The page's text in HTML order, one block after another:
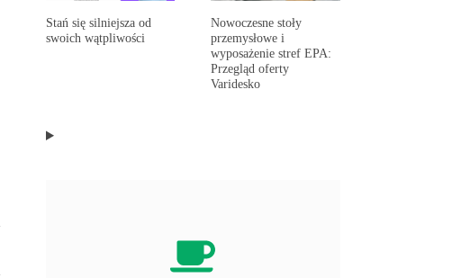
Stań się silniejsza od
swoich wątpliwości
Nowoczesne stoły
przemysłowe i
wyposażenie stref EPA:
Przegląd oferty
Varidesko